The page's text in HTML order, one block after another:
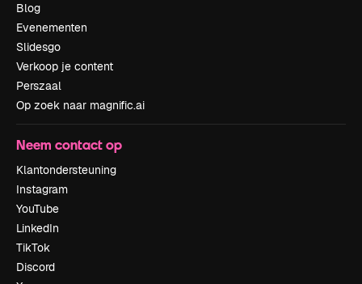
Blog
Evenementen
Slidesgo
Verkoop je content
Perszaal
Op zoek naar magnific.ai
Neem contact op
Klantondersteuning
Instagram
YouTube
LinkedIn
TikTok
Discord